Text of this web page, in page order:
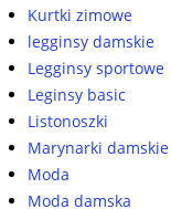
Kurtki zimowe
legginsy damskie
Legginsy sportowe
Leginsy basic
Listonoszki
Marynarki damskie
Moda
Moda damska